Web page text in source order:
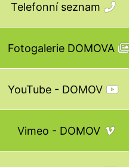
Telefonní seznam
Fotogalerie DOMOVA
YouTube - DOMOV
Vimeo - DOMOV